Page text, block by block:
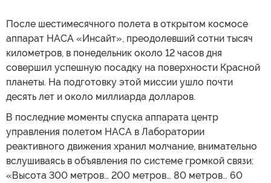
После шестимесячного полета в открытом космосе
аппарат НАСА «Инсайт», преодолевший сотни тысяч
километров, в понедельник около 12 часов дня
совершил успешную посадку на поверхности Красной
планеты. На подготовку этой миссии ушло почти
десять лет и около миллиарда долларов.
В последние моменты спуска аппарата центр
управления полетом НАСА в Лаборатории
реактивного движения хранил молчание, внимательно
вслушиваясь в объявления по системе громкой связи:
«Высота 300 метров… 200 метров… 80 метров… 60